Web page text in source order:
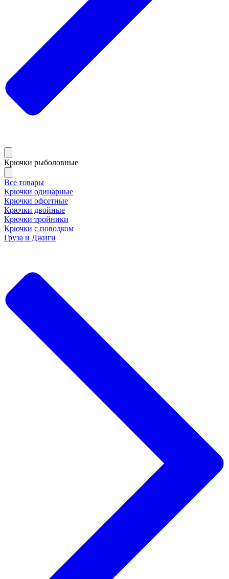
Крючки рыболовные
Все товары
Крючки одинарные
Крючки офсетные
Крючки двойные
Крючки тройники
Крючки с поводком
Груза и Джиги